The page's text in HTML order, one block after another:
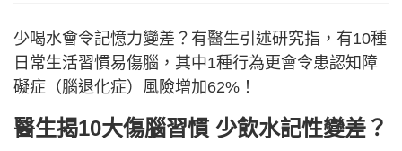
少喝水會令記憶力變差？有醫生引述研究指，有10種
日常生活習慣易傷腦，其中1種行為更會令患認知障
礙症（腦退化症）風險增加62%！
醫生揭10大傷腦習慣 少飲水記性變差？